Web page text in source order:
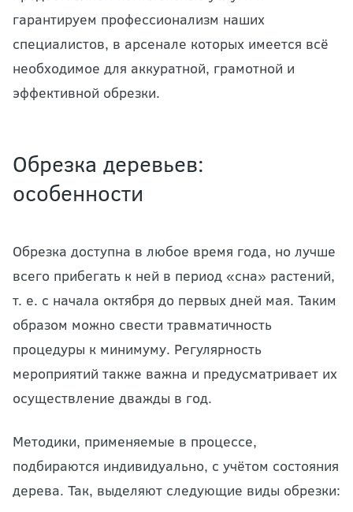
гарантируем профессионализм наших
специалистов, в арсенале которых имеется всё
необходимое для аккуратной, грамотной и
эффективной обрезки.
Обрезка деревьев:
особенности
Обрезка доступна в любое время года, но лучше
всего прибегать к ней в период «сна» растений,
т. е. с начала октября до первых дней мая. Таким
образом можно свести травматичность
процедуры к минимуму. Регулярность
мероприятий также важна и предусматривает их
осуществление дважды в год.
Методики, применяемые в процессе,
подбираются индивидуально, с учётом состояния
дерева. Так, выделяют следующие виды обрезки: